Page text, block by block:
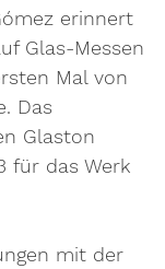
erinnert
Glas-Messen
Mal von
Das
Glaston
für das Werk
mit der